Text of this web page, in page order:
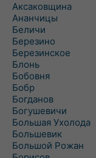
Аксаковщина
Ананчицы
Беличи
Березино
Березинское
Блонь
Бобовня
Бобр
Богданов
Богушевичи
Большая Ухолода
Большевик
Большой Рожан